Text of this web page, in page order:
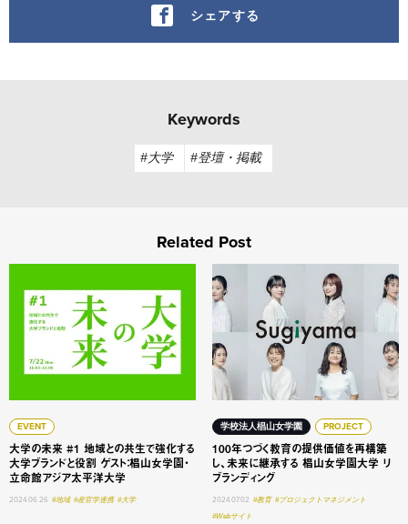
シェアする
Keywords
#大学 #登壇・掲載
Related Post
EVENT
大学の未来 #1 地域との共生で強化する
大学ブランドと役割 ゲスト：椙山女学園・
立命館アジア太平洋大学
2024.06.26 #地域 #産官学連携 #大学
大学の未来 #1 地域との共生で強化する大学ブランドと役
学校法人椙山女学園 PROJECT
100年つづく教育の提供価値を再構築
し、未来に継承する 椙山女学園大学 リ
ブランディング
2024.07.02 #教育 #プロジェクトマネジメント
#Webサイト
100年つづく教育の提供価値